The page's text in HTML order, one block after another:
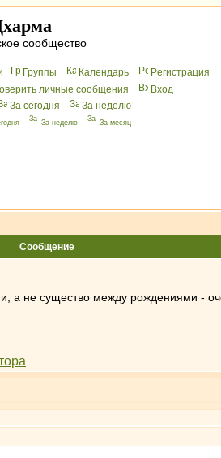
сообщество
Группы Календарь
Peгиcтрaция
личные сообщения
Вхoд
За сегодня За неделю
За неделю За месяц
Сообщение
а не существо между рождениями -